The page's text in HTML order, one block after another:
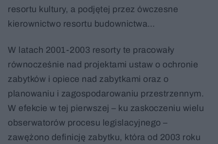
resortu kultury, a podjętej przez ówczesne
kierownictwo resortu budownictwa…
W latach 2001-2003 resorty te pracowały
równocześnie nad projektami ustaw o ochronie
zabytków i opiece nad zabytkami oraz o
planowaniu i zagospodarowaniu przestrzennym.
W efekcie w tej pierwszej – ku zaskoczeniu wielu
obserwatorów procesu legislacyjnego –
zawężono definicję zabytku, która od 2003 roku